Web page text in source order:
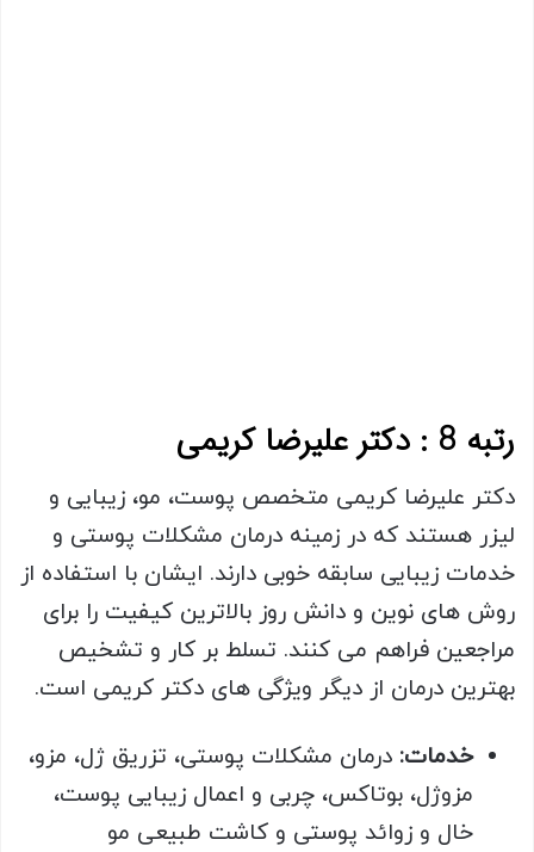
رتبه 8 : دکتر علیرضا کریمی
دکتر علیرضا کریمی متخصص پوست، مو، زیبایی و
لیزر هستند که در زمینه درمان مشکلات پوستی و
خدمات زیبایی سابقه خوبی دارند. ایشان با استفاده از
روش های نوین و دانش روز بالاترین کیفیت را برای
مراجعین فراهم می کنند. تسلط بر کار و تشخیص
بهترین درمان از دیگر ویژگی های دکتر کریمی است.
خدمات: درمان مشکلات پوستی، تزریق ژل، مزو،
مزوژل، بوتاکس، چربی و اعمال زیبایی پوست،
خال و زوائد پوستی و کاشت طبیعی مو